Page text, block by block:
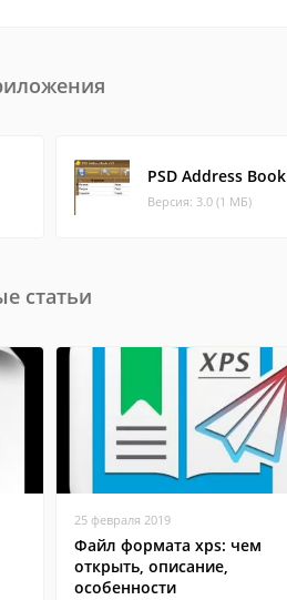
PSD Address Book
Версия: 3.0 (1 МБ)
статьи
25 февраля 2019
Файл формата xps: чем
открыть, описание,
особенности